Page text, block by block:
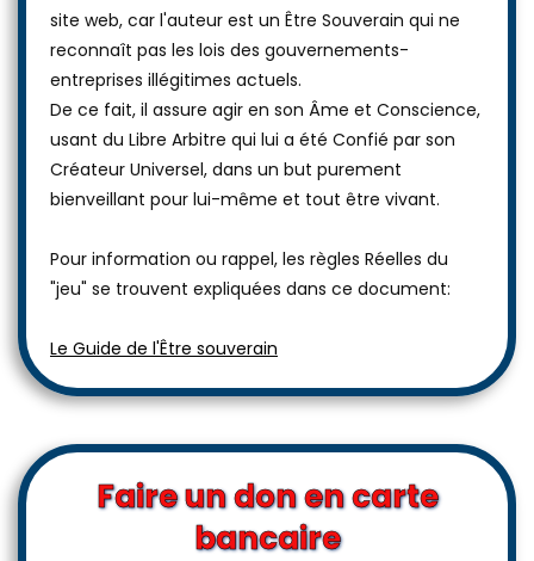
site web, car l'auteur est un Être Souverain qui ne
reconnaît pas les lois des gouvernements-
entreprises illégitimes actuels.
De ce fait, il assure agir en son Âme et Conscience,
usant du Libre Arbitre qui lui a été Confié par son
Créateur Universel, dans un but purement
bienveillant pour lui-même et tout être vivant.
Pour information ou rappel, les règles Réelles du
"jeu" se trouvent expliquées dans ce document:
Le Guide de l'Être souverain
Faire un don en carte
bancaire